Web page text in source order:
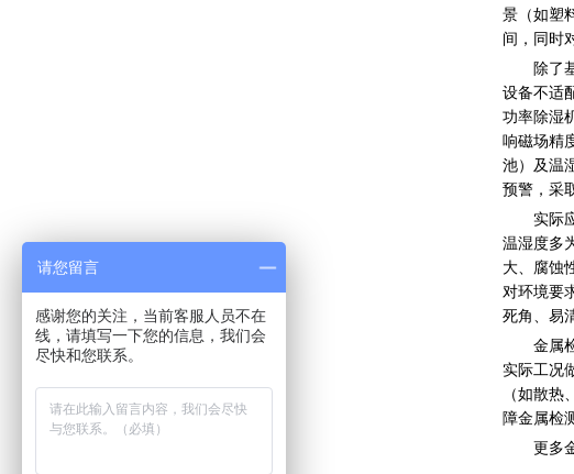
景（如塑
间，同时
除了
设备不适
功率除湿
响磁场精
池）及温
预警，采
实际
温湿度多
大、腐蚀
对环境要
死角、易
金属
实际工况
（如散
障金属检
更多
请您留言
感谢您的关注，当前客服人员不在
线，请填写一下您的信息，我们会
尽快和您联系。